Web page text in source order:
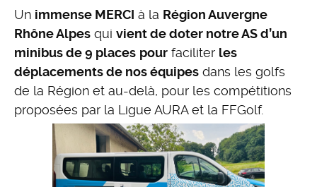
Un immense MERCI à la Région Auvergne
Rhône Alpes qui vient de doter notre AS d’un
minibus de 9 places pour faciliter les
déplacements de nos équipes dans les golfs
de la Région et au-delà, pour les compétitions
proposées par la Ligue AURA et la FFGolf.